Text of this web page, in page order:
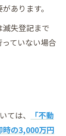
あります。
失登記まで
ていない場合
ては、
「不動
時の3,000万円